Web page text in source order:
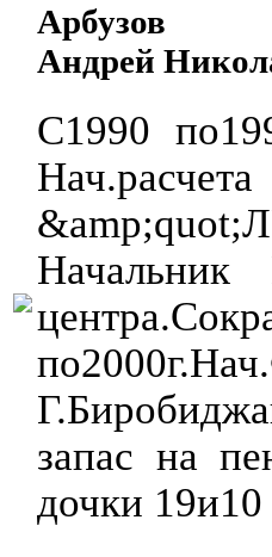
Арбузов
Андрей
С1990
Начальник
запас на
дочки 19и10